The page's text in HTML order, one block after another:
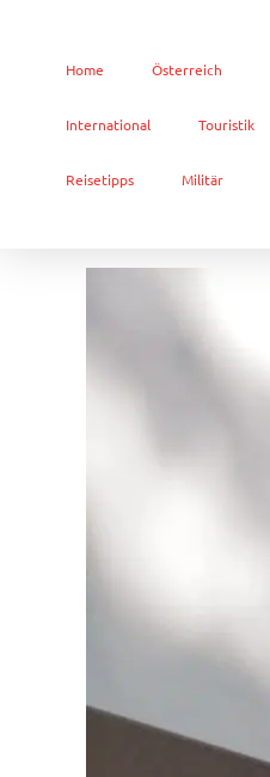
Home Österreich
International Touristik
Reisetipps Militär